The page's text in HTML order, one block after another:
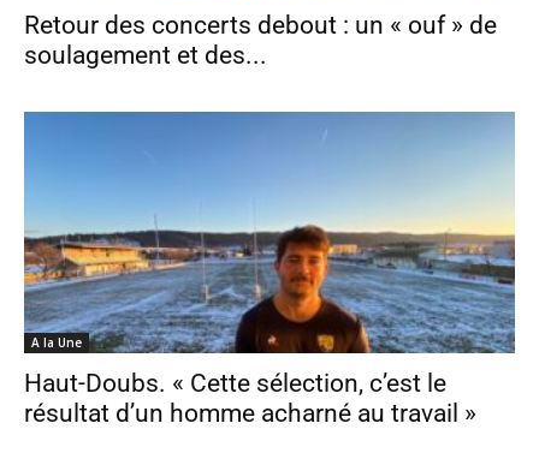
Retour des concerts debout : un « ouf » de
soulagement et des...
A la Une
Haut-Doubs. « Cette sélection, c’est le
résultat d’un homme acharné au travail »